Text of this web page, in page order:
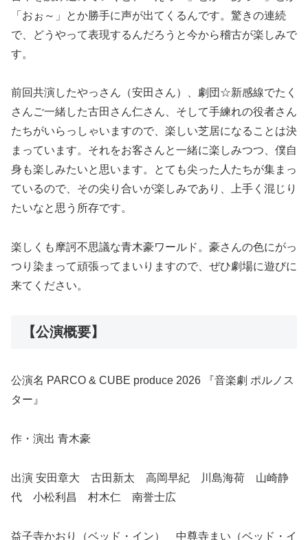
「おぉ～」とか勝手に声が出てくるんです。驚きの連続
で、どうやって表現するんだろうと今から稽古が楽しみで
す。
前回共演したやっさん（安田さん）、劇団☆新感線でたく
さんご一緒した古田さん仁さん、そして手練れの役者さん
たちがいらっしゃいますので、楽しい芝居になることは決
まっています。それをお客さんと一緒に楽しみつつ、僕自
身も楽しみたいと思います。とても尖った人たちが集まっ
ているので、その尖り合いが楽しみであり、上手く混じり
たいなと思う所存です。
楽しくも摩訶不思議な青木豪ワールド。豪さんの色にがっ
つり染まって頑張ってまいりますので、ぜひ劇場に遊びに
来てください。
【公演概要】
公演名 PARCO & CUBE produce 2026 『音楽劇 ポルノス
ター』
作・演出 青木豪
出演 安田章大 古田新太 高岡早紀 川島海荷 山崎静
代 小松利昌 村木仁 南誉士広
益子寺かおり（ベッド・イン） 中尊寺まい（ベッド・イ